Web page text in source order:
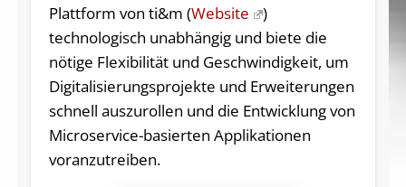
Plattform von ti&m (Website
)
technologisch unabhängig und biete die
nötige Flexibilität und Geschwindigkeit, um
Digitalisierungsprojekte und Erweiterungen
schnell auszurollen und die Entwicklung von
Microservice-basierten Applikationen
voranzutreiben.